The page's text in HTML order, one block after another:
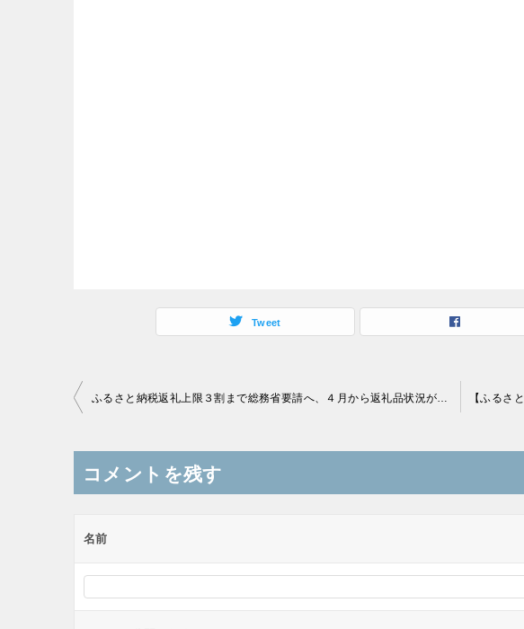
Tweet
投
ナ
ビ
ー
ョ
ふるさと納税返礼上限３割まで総務省要請へ、４月から返礼品状況が変わる可能性も！
コメントを残す
名前